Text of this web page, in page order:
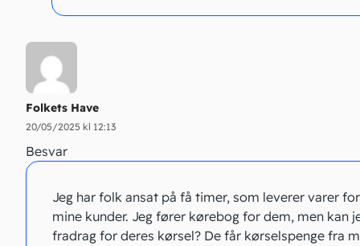
Folkets Have
20/05/2025 kl 12:13
Besvar
Jeg har folk ansat på få timer, som leverer varer
mine kunder. Jeg fører kørebog for dem, men kan
fradrag for deres kørsel? De får kørselspenge fra